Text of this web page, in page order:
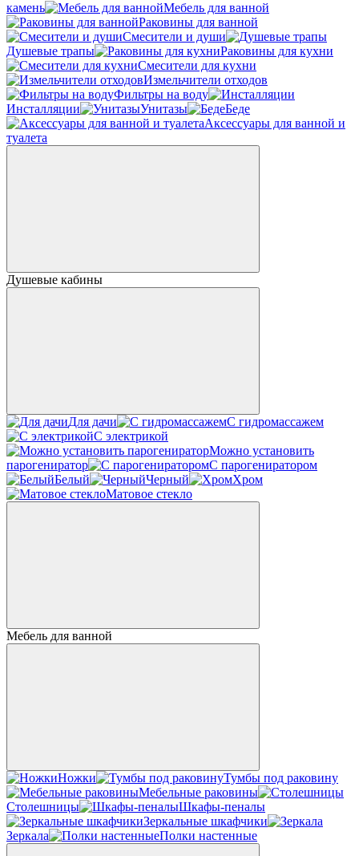
камень
Мебель для ванной
Раковины для ванной
Смесители и души
Душевые трапы
Раковины для кухни
Смесители для кухни
Измельчители отходов
Фильтры на воду
Инсталляции
Унитазы
Беде
Аксессуары для ванной и
туалета
Душевые кабины
Для дачи
С гидромассажем
С электрикой
Можно установить
парогениратор
С парогениратором
Белый
Черный
Хром
Матовое стекло
Мебель для ванной
Ножки
Тумбы под раковину
Мебельные раковины
Столешницы
Шкафы-пеналы
Зеркальные шкафчики
Зеркала
Полки настенные